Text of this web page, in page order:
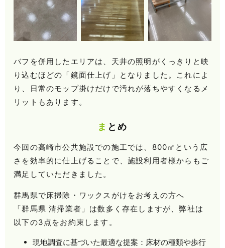
バフを併用したエリアは、天井の照明がくっきりと映
り込むほどの「鏡面仕上げ」となりました。これによ
り、日常のモップ掛けだけで汚れが落ちやすくなるメ
リットもあります。
まとめ
今回の高崎市公共施設での施工では、800㎡という広
さを効率的に仕上げることで、施設利用者様からもご
満足していただきました。
群馬県で床掃除・ワックスがけをお考えの方へ
「群馬県 清掃業者」は数多く存在しますが、弊社は
以下の3点をお約束します。
現地調査に基づいた最適な提案：床材の種類や歩行